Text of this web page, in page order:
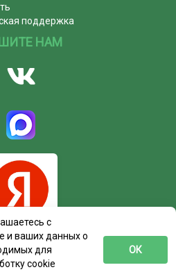
поддержка
НАМ
с
и ваших данных о
для
cookie
ОК